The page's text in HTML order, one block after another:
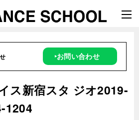
‣お問い合わせ
ス新宿スタ ジオ2019-
1204